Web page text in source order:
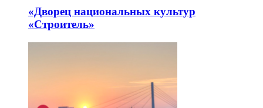
«Дворец национальных культур
«Строитель»